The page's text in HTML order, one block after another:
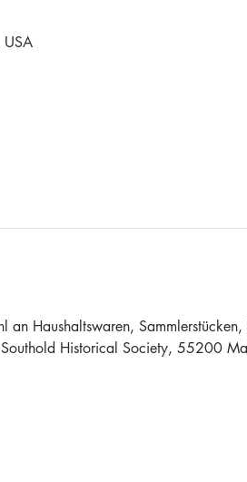
Haushaltswaren, Sammlerstücken,
Historical Society, 55200